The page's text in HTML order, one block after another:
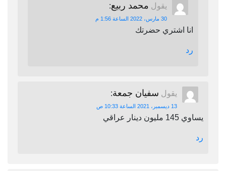
يقول محمد ربيع:
30 مارس، 2022 الساعة 1:56 م
انا اشتري حضرتك
رد
يقول سفيان جمعة:
13 ديسمبر، 2021 الساعة 10:33 ص
يساوي 145 مليون دينار عراقي
رد